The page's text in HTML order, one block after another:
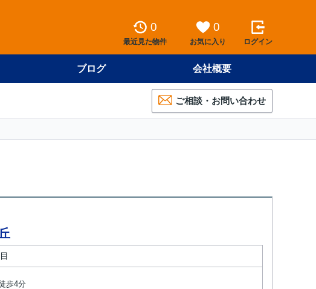
0
最近見た物件
0
お気に入り ログイン
ブログ 会社概要
ご相談・お問い合わせ
歩4分